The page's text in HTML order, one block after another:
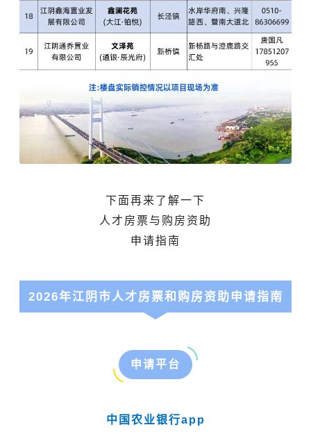
下面再来了解一下
人才房票与购房资助
申请指南
2026年江阴市人才房票和购房资助申请指南
申请平台
中国农业银行app